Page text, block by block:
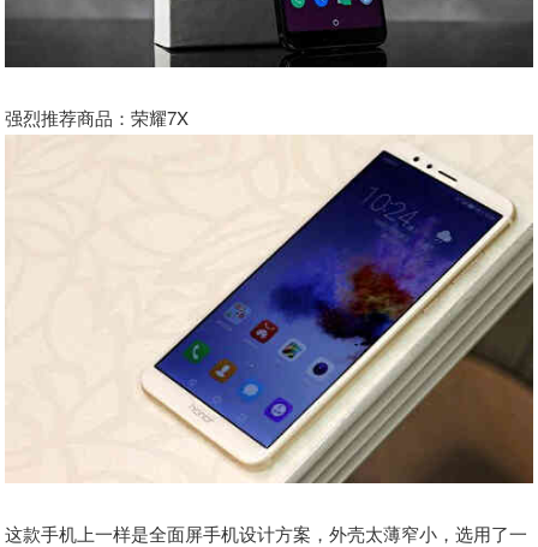
强烈推荐商品：荣耀7X
这款手机上一样是全面屏手机设计方案，外壳太薄窄小，选用了一